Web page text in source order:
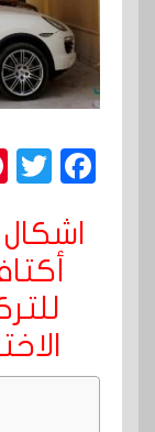
F
c
e
b
o
o
t
r